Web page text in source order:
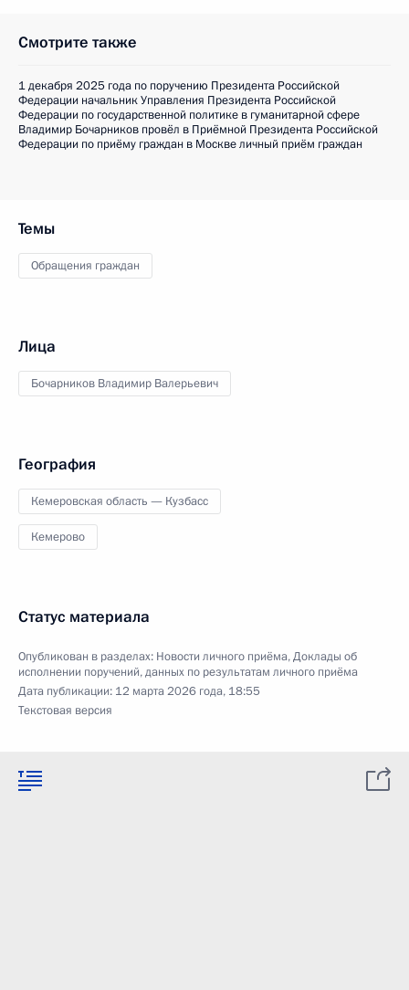
Смотрите также
1 декабря 2025 года по поручению Президента Российской
Федерации начальник Управления Президента Российской
Федерации по государственной политике в гуманитарной сфере
Владимир Бочарников провёл в Приёмной Президента Российской
Федерации по приёму граждан в Москве личный приём граждан
Темы
Обращения граждан
Лица
Бочарников Владимир Валерьевич
География
Кемеровская область — Кузбасс
Кемерово
Статус материала
Опубликован в разделах: Новости личного приёма,Доклады об
исполнении поручений, данных по результатам личного приёма
Дата публикации: 12 марта 2026 года, 18:55
Текстовая версия